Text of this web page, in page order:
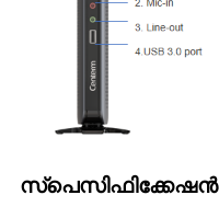
സ്പെസിഫിക്കേഷൻ